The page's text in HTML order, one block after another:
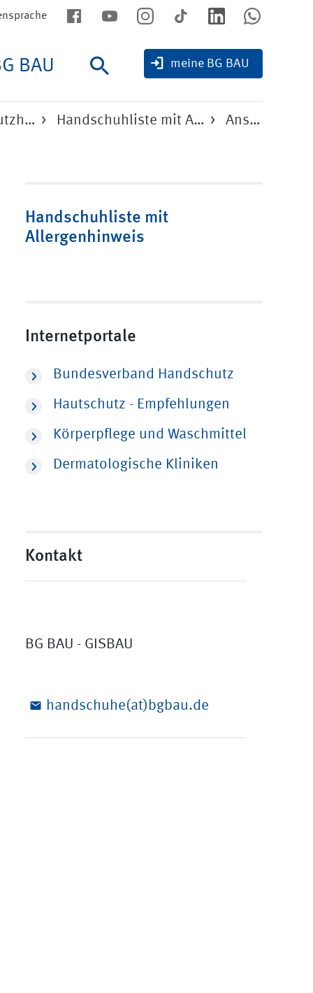
BAU Suche meine BG BAU
Handschuhliste mit A… Ansell Healthcare Europe
Handschuhliste mit
Allergenhinweis
Internetportale
Bundesverband Handschutz
Hautschutz - Empfehlungen
Körperpflege und Waschmittel
Dermatologische Kliniken
Kontakt
BG BAU - GISBAU
handschuhe(at)bgbau.de